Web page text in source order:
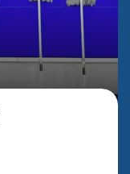
Bekijk alle foto's